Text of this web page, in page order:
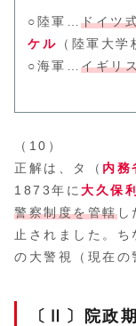
○陸軍…ドイツ
ケル （陸軍大学
○海軍…イギリ
（10）
正解は、タ（ 内務
1873年に大久保
警察制度を管轄し
止されました。
の大警視（現在の
〔Ⅱ〕院政